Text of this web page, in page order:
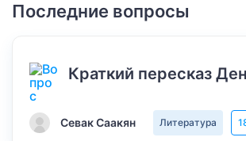
Последние вопросы
Краткий пересказ
Севак Саакян Литература